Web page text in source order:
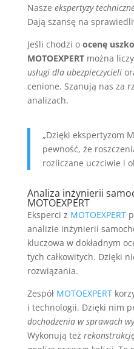
Nasze ekspertyzy
Dają szansę na
Jeśli chodzi o ocenę
MOTOEXPERTmożna
usługi dla ubezpieczycieli
cenione. Szanują nas za
analizach.
„Dzięki ekspertyzom
pewność, że
rozliczane uczciwie i
Analiza inżynierii
MOTOEXPERT
Eksperci z MOTOEXPERT
analizie inżynierii
kluczowa w dokładnym
tych całkowitych. Dzięki
rozwiązania.
Zespół MOTOEXPERT
i technologii. Dzięki nim
dochodzenia w sprawach
Wykonują też